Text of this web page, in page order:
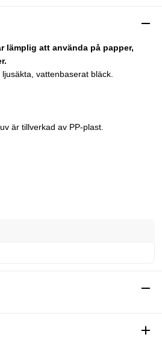
lämplig att använda på papper,
vattenbaserat bläck.
är tillverkad av PP-plast.